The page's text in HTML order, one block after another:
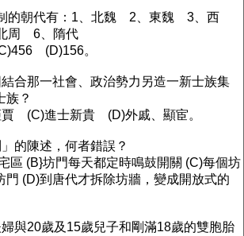
的朝代有：1、北魏 2、東魏 3、西
周 6、隋代
(D)156。
合那一社會、政治勢力另造一新士族集
族？
(C)進士新貴 (D)外戚、顯宦。
的陳述，何者錯誤？
區 (B}坊門每天都定時鳴鼓開關 (C)每個坊
門 (D)到唐代才拆除坊牆，變成開放式的
與20歲及15歲兒子和剛滿18歲的雙胞胎